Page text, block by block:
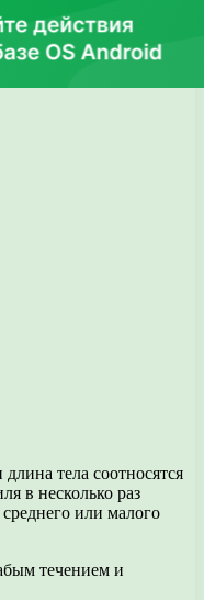
тела соотносятся
в несколько раз
или малого
течением и